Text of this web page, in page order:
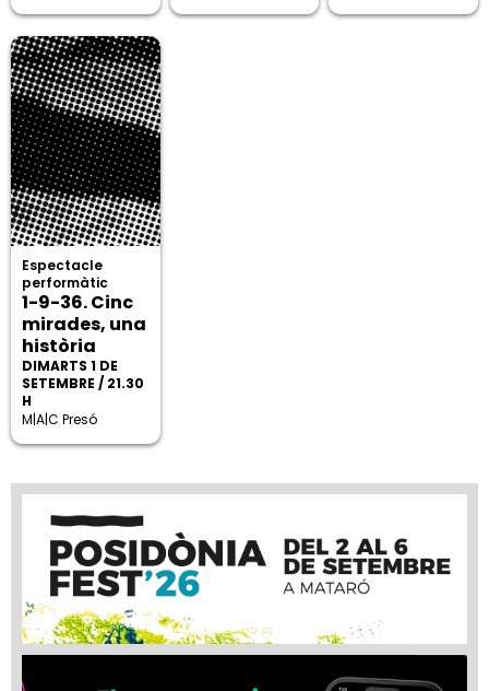
Espectacle
performàtic
1-9-36. Cinc
mirades, una
història
DIMARTS 1 DE
SETEMBRE / 21.30
H
M|A|C Presó